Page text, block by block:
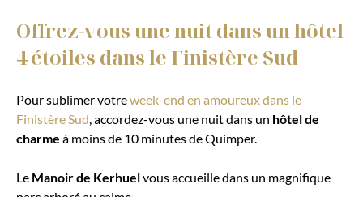
Offrez-vous une nuit dans un hôtel
4 étoiles dans le Finistère Sud
Pour sublimer votreweek-end en amoureux dans le
Finistère Sud, accordez-vous une nuit dans un hôtel de
charme à moins de 10 minutes de Quimper.
Le Manoir de Kerhuelvous accueille dans un magnifique